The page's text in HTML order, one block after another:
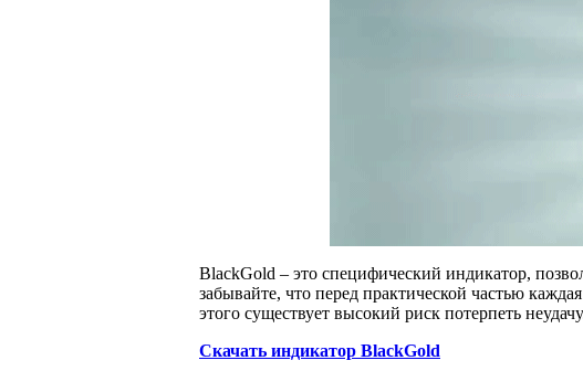
BlackGold – это специфический индикатор,
забывайте, что перед практической частью
этого существует высокий риск потерпеть
Скачать индикатор BlackGold